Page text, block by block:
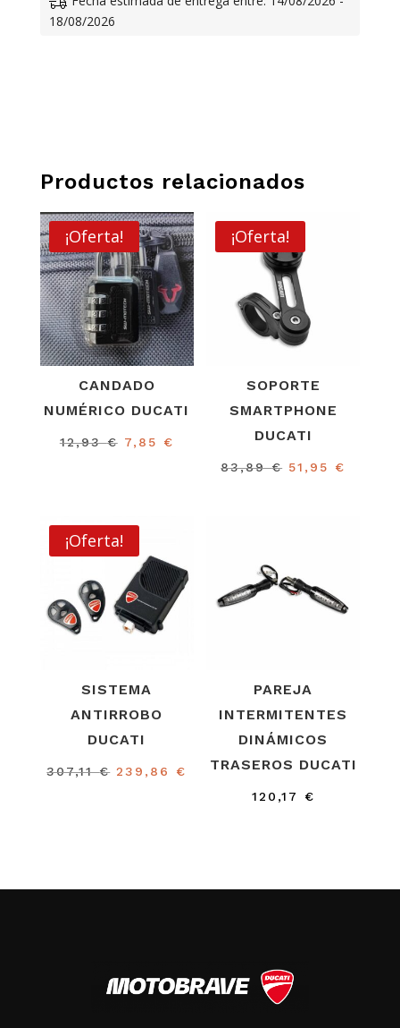
ALAS
DUCATI
18/08/2026
Productos relacionados
¡Oferta!
CANDADO
NUMÉRICO DUCATI
12,93€ El
7,85 €
precio
¡Oferta!
SOPORTE
SMARTPHONE
DUCATI
83,89€ El
51,95 €
¡Oferta!
SISTEMA
ANTIRROBO
DUCATI
307,11€ El
239,86 €
PAREJA
INTERMITENTES
DINÁMICOS
TRASEROS DUCATI
120,17 €